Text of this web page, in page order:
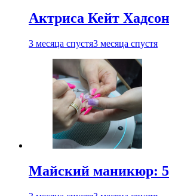
Актриса Кейт
3 месяца спустя3 месяца спустя
Майский маникюр: 5